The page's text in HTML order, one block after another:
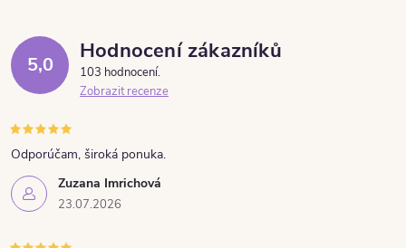
5,0
Hodnocení zákazníků
103 hodnocení
Zobrazit recenze
Zuzana Imrichová
23.07.2026
Odporúčam, široká ponuka.